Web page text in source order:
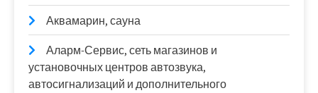
Аквамарин, сауна
Аларм-Сервис, сеть магазинов и
установочных центров автозвука,
автосигнализаций и дополнительного